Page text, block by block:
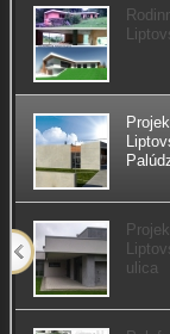
ulica